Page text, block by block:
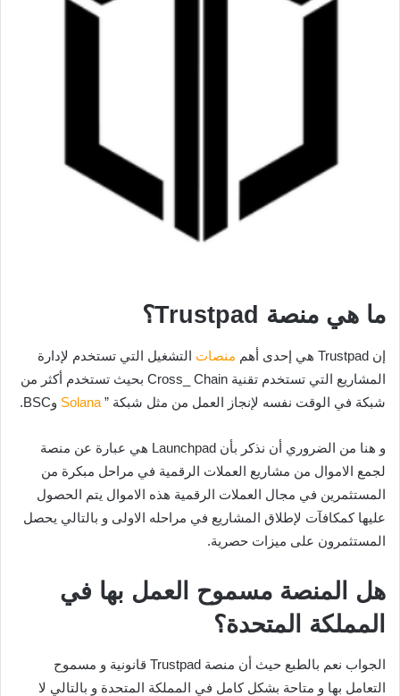
ما هي منصة Trustpad؟
إن Trustpad هي إحدى أهم منصات التشغيل التي تستخدم لإدارة
المشاريع التي تستخدم تقنية Cross_ Chain بحيث تستخدم أكثر من
شبكة في الوقت نفسه لإنجاز العمل من مثل شبكة ” Solana وBSC.
و هنا من الضروري أن نذكر بأن Launchpad هي عبارة عن منصة
لجمع الاموال من مشاريع العملات الرقمية في مراحل مبكرة من
المستثمرين في مجال العملات الرقمية هذه الاموال يتم الحصول
عليها كمكافآت لإطلاق المشاريع في مراحله الاولى و بالتالي يحصل
المستثمرون على ميزات حصرية.
هل المنصة مسموح العمل بها في
المملكة المتحدة؟
الجواب نعم بالطبع حيث أن منصة Trustpad قانونية و مسموح
التعامل بها و متاحة بشكل كامل في المملكة المتحدة و بالتالي لا